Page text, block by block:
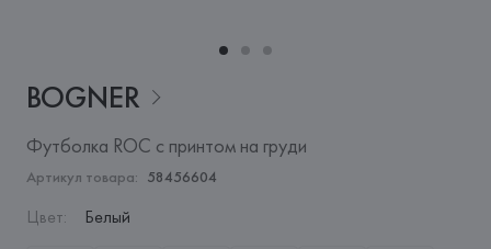
BOGNER
Футболка ROC с принтом на груди
Артикул товара: 58456604
Цвет: Белый